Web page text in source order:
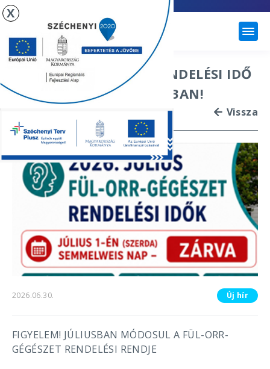
ÚJHARTYÁN
FÜL-ORR -GÉGÉSZET RENDELÉSI IDŐ
VÁLTOZÁS 2026. JÚLIUSBAN!
Vissza
2026.06.30. Új hír
FIGYELEM! JÚLIUSBAN MÓDOSUL A FÜL-ORR-
GÉGÉSZET RENDELÉSI RENDJE
X